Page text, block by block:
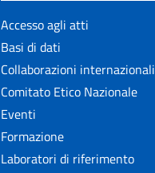
Accesso agli atti
Basi di dati
Collaborazioni internazionali
Comitato Etico Nazionale
Eventi
Formazione
Laboratori di riferimento